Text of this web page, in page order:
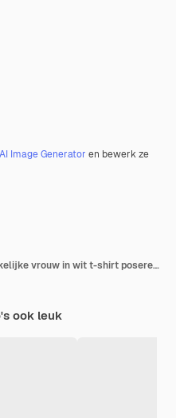
AI Image Generator en bewerk ze
Vooraanzicht jonge aantrekkelijke vrouw in wit t-shirt poseren met overwinningsteken op de roze muur model vrouw pose kleurenfoto
ook leuk